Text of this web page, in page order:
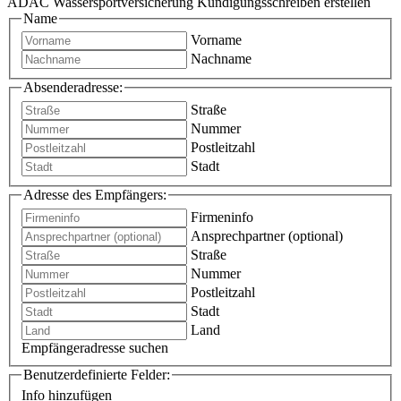
Name
Vorname
Nachname
Absenderadresse:
Straße
Nummer
Postleitzahl
Stadt
Adresse des Empfängers:
Firmeninfo
Ansprechpartner (optional)
Straße
Nummer
Postleitzahl
Stadt
Land
Empfängeradresse suchen
Benutzerdefinierte Felder:
Info hinzufügen